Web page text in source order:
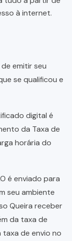
à internet.
emitir seu
se qualificou e
digital é
da Taxa de
horária do
é enviado para
seu ambiente
Queira receber
da taxa de
de envio no